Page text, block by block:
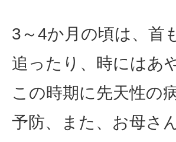
3～4か月の頃は、首
追ったり、時にはあ
この時期に先天性の
予防、また、お母さ